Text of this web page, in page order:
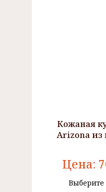
Кожаная
Arizona из
Цена:
Выберите